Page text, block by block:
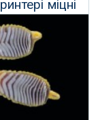
міцні